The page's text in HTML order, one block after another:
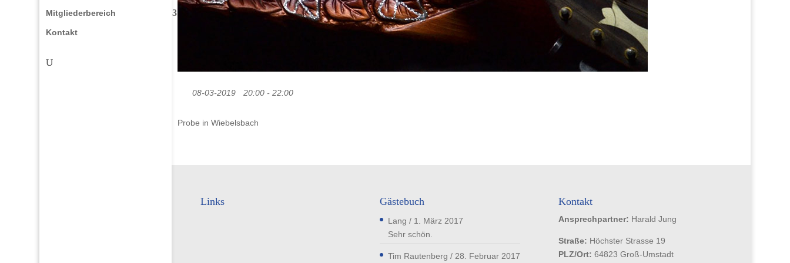
Mitgliederbereich
Kontakt
08-03-2019 20:00 - 22:00
Probe in Wiebelsbach
Links Gästebuch
Lang / 1. März 2017
Sehr schön.
Tim Rautenberg / 28. Februar 2017
Kontakt
Ansprechpartner: Harald Jung
Straße: Höchster Strasse 19
PLZ/Ort: 64823 Groß-Umstadt